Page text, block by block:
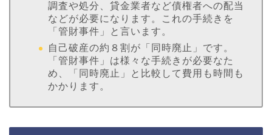
調査や処分、貸金業者など債権者への配当
などが必要になります。これの手続きを
「管財事件」と言います。
自己破産の約８割が「同時廃止」です。
「管財事件」は様々な手続きが必要なた
め、「同時廃止」と比較して費用も時間も
かかります。